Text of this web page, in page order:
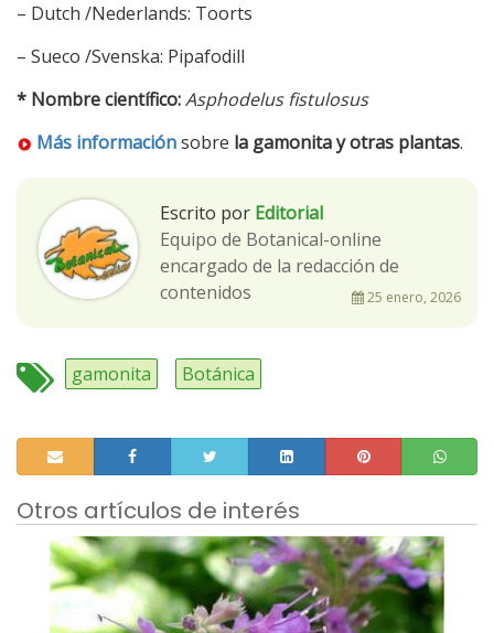
– Dutch /Nederlands: Toorts
– Sueco /Svenska: Pipafodill
* Nombre científico:Asphodelus fistulosus
Más informaciónsobre la gamonita y otras plantas.
Escrito por Editorial
Equipo de Botanical-online
encargado de la redacción de
contenidos
25 enero, 2026
gamonita Botánica
Otros artículos de interés